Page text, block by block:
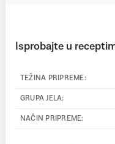
Isprobajte u
TEŽINA PRIPREME:
GRUPA JELA:
NAČIN PRIPREME: